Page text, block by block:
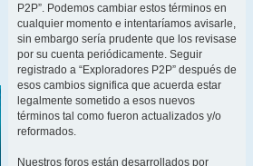
P2P”. Podemos cambiar estos términos en
cualquier momento e intentaríamos avisarle,
sin embargo sería prudente que los revisase
por su cuenta periódicamente. Seguir
registrado a “Exploradores P2P” después de
esos cambios significa que acuerda estar
legalmente sometido a esos nuevos
términos tal como fueron actualizados y/o
reformados.
Nuestros foros están desarrollados por